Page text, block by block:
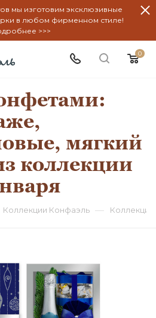
мы изготовим эксклюзивные
в любом фирменном стиле!
>>>
0
мягкий
коллекции
Коллекции Конфаэль —